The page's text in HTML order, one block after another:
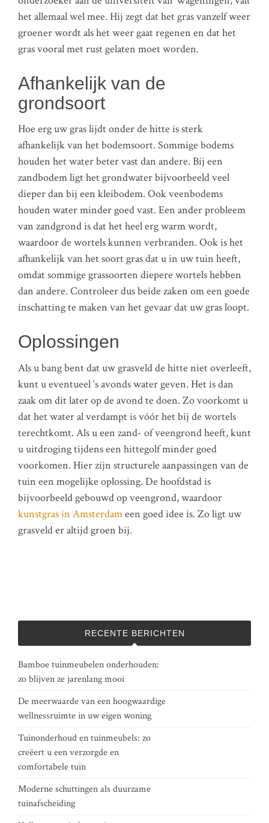
het allemaal wel mee. Hij zegt dat het gras vanzelf weer
groener wordt als het weer gaat regenen en dat het
gras vooral met rust gelaten moet worden.
Afhankelijk van de
grondsoort
Hoe erg uw gras lijdt onder de hitte is sterk
afhankelijk van het bodemsoort. Sommige bodems
houden het water beter vast dan andere. Bij een
zandbodem ligt het grondwater bijvoorbeeld veel
dieper dan bij een kleibodem. Ook veenbodems
houden water minder goed vast. Een ander probleem
van zandgrond is dat het heel erg warm wordt,
waardoor de wortels kunnen verbranden. Ook is het
afhankelijk van het soort gras dat u in uw tuin heeft,
omdat sommige grassoorten diepere wortels hebben
dan andere. Controleer dus beide zaken om een goede
inschatting te maken van het gevaar dat uw gras loopt.
Oplossingen
Als u bang bent dat uw grasveld de hitte niet overleeft,
kunt u eventueel ‘s avonds water geven. Het is dan
zaak om dit later op de avond te doen. Zo voorkomt u
dat het water al verdampt is vóór het bij de wortels
terechtkomt. Als u een zand- of veengrond heeft, kunt
u uitdroging tijdens een hittegolf minder goed
voorkomen. Hier zijn structurele aanpassingen van de
tuin een mogelijke oplossing. De hoofdstad is
bijvoorbeeld gebouwd op veengrond, waardoor
kunstgras in Amsterdameen goed idee is. Zo ligt uw
grasveld er altijd groen bij.
RECENTE BERICHTEN
Bamboe tuinmeubelen onderhouden:
zo blijven ze jarenlang mooi
De meerwaarde van een hoogwaardige
wellnessruimte in uw eigen woning
Tuinonderhoud en tuinmeubels: zo
creëert u een verzorgde en
comfortabele tuin
Moderne schuttingen als duurzame
tuinafscheiding